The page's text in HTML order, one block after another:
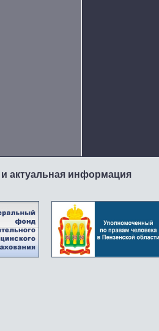
актуальная информация